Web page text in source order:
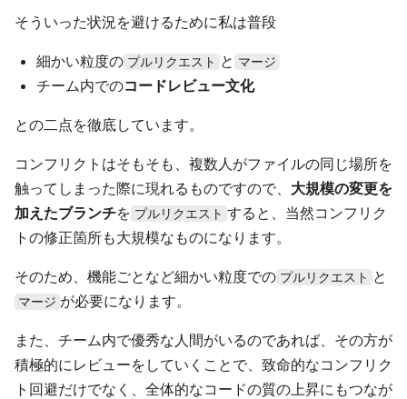
そういった状況を避けるために私は普段
細かい粒度の プルリクエスト と マージ
チーム内でのコードレビュー文化
との二点を徹底しています。
コンフリクトはそもそも、複数人がファイルの同じ場所を
触ってしまった際に現れるものですので、 大規模の変更を
加えたブランチを プルリクエスト すると、当然コンフリク
トの修正箇所も大規模なものになります。
そのため、機能ごとなど細かい粒度での プルリクエスト と
マージ が必要になります。
また、チーム内で優秀な人間がいるのであれば、その方が
積極的にレビューをしていくことで、致命的なコンフリク
ト回避だけでなく、全体的なコードの質の上昇にもつなが